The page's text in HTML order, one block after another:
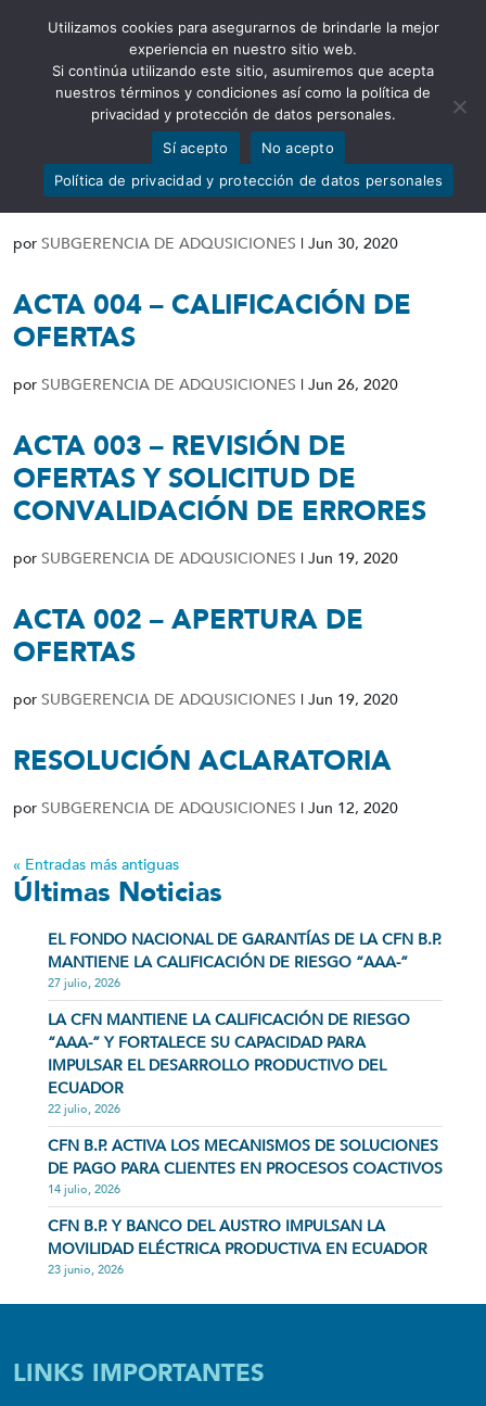
Abrir barra de herramientas
RESOLUCIÓN DE DECLARATORIA
DE DESIERTO
por SUBGERENCIA DE ADQUSICIONES | Jun 30, 2020
ACTA 004 – CALIFICACIÓN DE
OFERTAS
por SUBGERENCIA DE ADQUSICIONES | Jun 26, 2020
ACTA 003 – REVISIÓN DE
OFERTAS Y SOLICITUD DE
CONVALIDACIÓN DE ERRORES
por SUBGERENCIA DE ADQUSICIONES | Jun 19, 2020
ACTA 002 – APERTURA DE
OFERTAS
por SUBGERENCIA DE ADQUSICIONES | Jun 19, 2020
RESOLUCIÓN ACLARATORIA
por SUBGERENCIA DE ADQUSICIONES | Jun 12, 2020
« Entradas más antiguas
Últimas Noticias
EL FONDO NACIONAL DE GARANTÍAS DE LA CFN B.P.
MANTIENE LA CALIFICACIÓN DE RIESGO “AAA-”
27 julio, 2026
LA CFN MANTIENE LA CALIFICACIÓN DE RIESGO
“AAA-” Y FORTALECE SU CAPACIDAD PARA
IMPULSAR EL DESARROLLO PRODUCTIVO DEL
ECUADOR
22 julio, 2026
CFN B.P. ACTIVA LOS MECANISMOS DE SOLUCIONES
DE PAGO PARA CLIENTES EN PROCESOS COACTIVOS
14 julio, 2026
CFN B.P. Y BANCO DEL AUSTRO IMPULSAN LA
MOVILIDAD ELÉCTRICA PRODUCTIVA EN ECUADOR
23 junio, 2026
LINKS IMPORTANTES
Utilizamos cookies para asegurarnos de brindarle la mejor
experiencia en nuestro sitio web.
Si continúa utilizando este sitio, asumiremos que acepta
nuestros términos y condiciones así como la política de
privacidad y protección de datos personales.
Sí acepto
No acepto
Política de privacidad y protección de datos personales